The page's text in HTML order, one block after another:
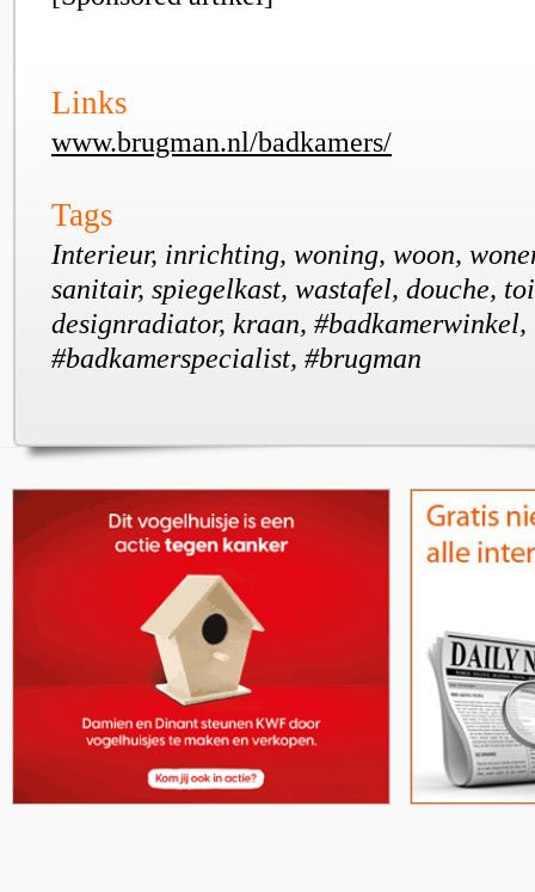
Links
www.brugman.nl/badkamers/
Tags
Interieur, inrichting, woning, woon,
sanitair, spiegelkast, wastafel, douche,
designradiator, kraan, #badkamerwinkel,
#badkamerspecialist, #brugman